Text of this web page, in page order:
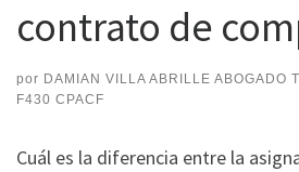
contrato de
por DAMIAN VILLA ABRILLE ABOGADO
F430 CPACF
Cuál es la diferencia entre la